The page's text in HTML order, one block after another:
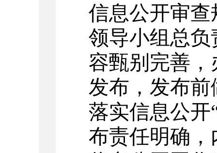
信息公开审
领导小组总
容甄别完善
发布，发布
落实信息公开
布责任明确